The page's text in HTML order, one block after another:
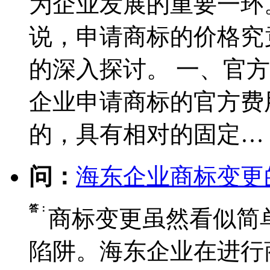
说，申请商标的价格
的深入探讨。 一、官
企业申请商标的官方
的，具有相对的固定…
问： 海东企业商标变
答： 商标变更虽然看似简
陷阱。海东企业在进